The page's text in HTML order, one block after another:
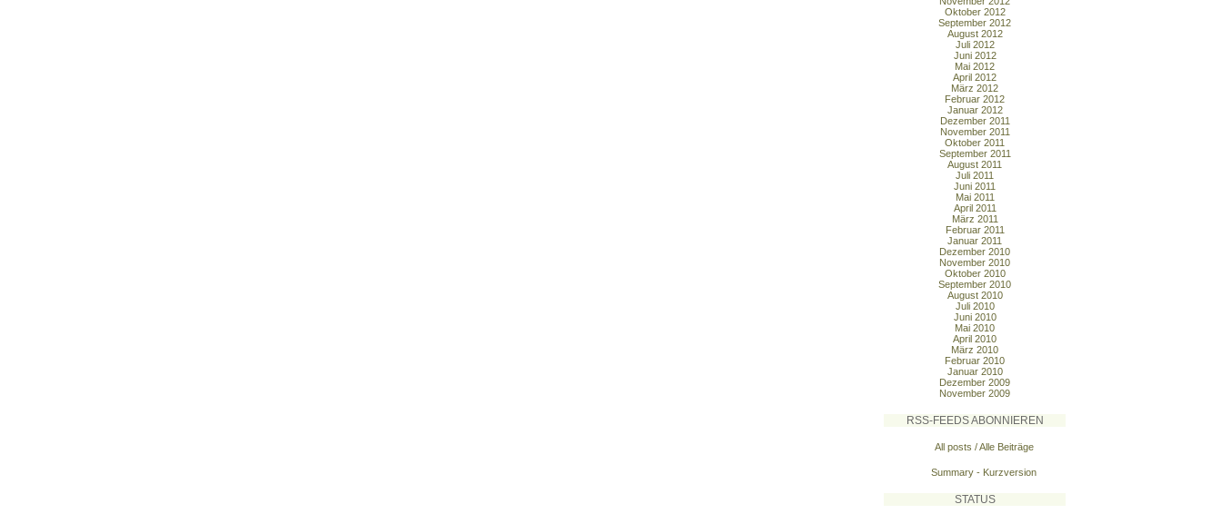
Oktober 2012
September 2012
August 2012
Juli 2012
Juni 2012
Mai 2012
April 2012
März 2012
Februar 2012
Januar 2012
Dezember 2011
November 2011
Oktober 2011
September 2011
August 2011
Juli 2011
Juni 2011
Mai 2011
April 2011
März 2011
Februar 2011
Januar 2011
Dezember 2010
November 2010
Oktober 2010
September 2010
August 2010
Juli 2010
Juni 2010
Mai 2010
April 2010
März 2010
Februar 2010
Januar 2010
Dezember 2009
November 2009
RSS-FEEDS ABONNIEREN
All posts / Alle Beiträge
Summary - Kurzversion
STATUS